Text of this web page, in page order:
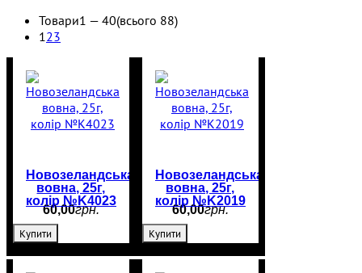
Товари1 — 40(всього 88)
123
Новозеландська
вовна, 25г,
колір №K4023
60,00грн.
Купити
Новозеландська
вовна, 25г,
колір №K2019
60,00грн.
Купити